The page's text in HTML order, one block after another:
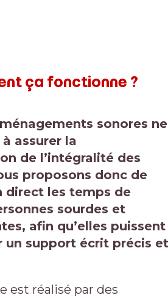
ça fonctionne ?
sonores ne
assurer la
de l’intégralité des
proposons donc de
direct les temps de
sourdes et
afin qu’elles puissent
un support écrit précis et
est réalisé par des